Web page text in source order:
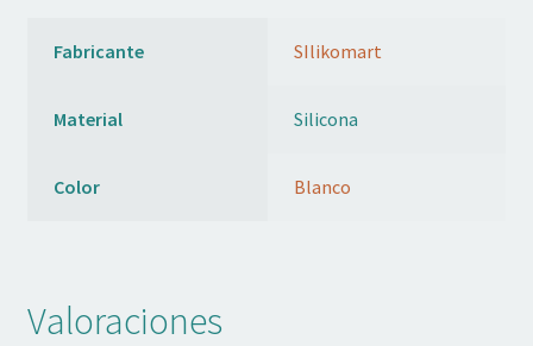
Fabricante SIlikomart
Material Silicona
Color Blanco
Valoraciones